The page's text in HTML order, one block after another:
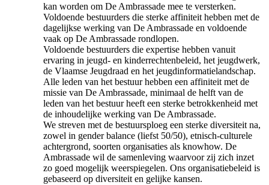
kan worden om De Ambrassade mee te versterken.
Voldoende bestuurders die sterke affiniteit hebben met de
dagelijkse werking van De Ambrassade en voldoende
vaak op De Ambrassade rondlopen.
Voldoende bestuurders die expertise hebben vanuit
ervaring in jeugd- en kinderrechtenbeleid, het jeugdwerk,
de Vlaamse Jeugdraad en het jeugdinformatielandschap.
Alle leden van het bestuur hebben een affiniteit met de
missie van De Ambrassade, minimaal de helft van de
leden van het bestuur heeft een sterke betrokkenheid met
de inhoudelijke werking van De Ambrassade.
We streven met de bestuursploeg een sterke diversiteit na,
zowel in gender balance (liefst 50/50), etnisch-culturele
achtergrond, soorten organisaties als knowhow. De
Ambrassade wil de samenleving waarvoor zij zich inzet
zo goed mogelijk weerspiegelen. Ons organisatiebeleid is
gebaseerd op diversiteit en gelijke kansen.